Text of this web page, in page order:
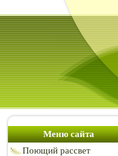
Меню сайта
Поющий рассвет